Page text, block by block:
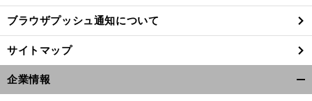
ブラウザプッシュ通知について
サイトマップ
企業情報